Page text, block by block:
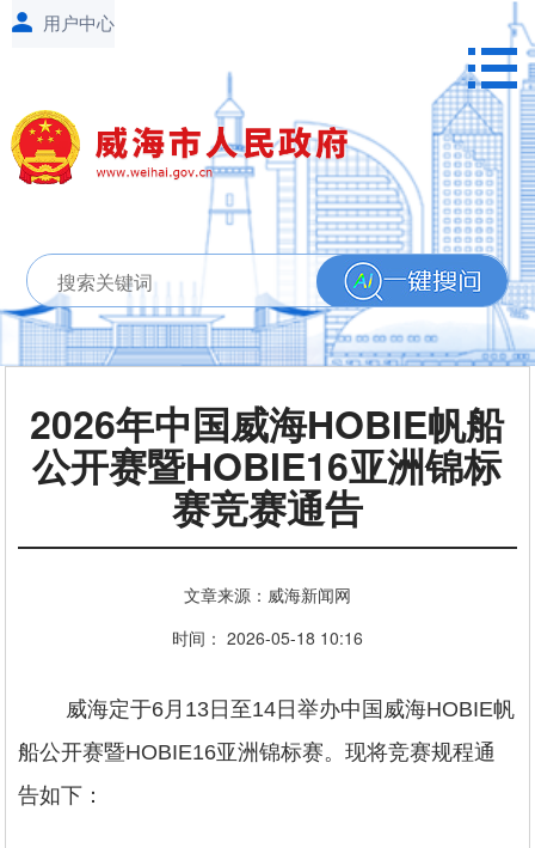
2026年中国威海HOBIE帆船
公开赛暨HOBIE16亚洲锦标
赛竞赛通告
文章来源：威海新闻网
时间： 2026-05-18 10:16
威海定于6月13日至14日举办中国威海HOBIE帆
船公开赛暨HOBIE16亚洲锦标赛。现将竞赛规程通
告如下：